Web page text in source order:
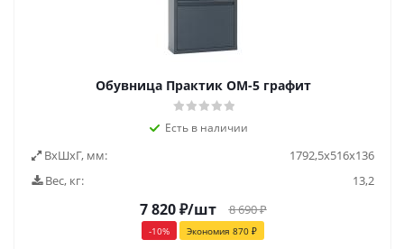
Обувница Практик ОМ-5 графит
Есть в наличии
ВxШxГ, мм:
1792,5x516x136
Вес, кг:
13,2
7 820₽/шт 8 690₽
-10% Экономия 870 ₽